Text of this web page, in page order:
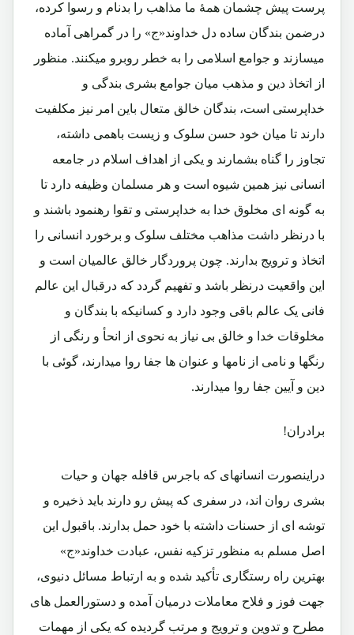
پرست پیش چشمان همۀ ما مذاهب را بدنام و رسوا کرده،
درضمن بندگان ساده دل خداوند«ج» را در گمراهی آماده
میسازند و جوامع اسلامی را به خطر روبرو میکنند. منظور
از اتخاذ دین و مذهب میان جوامع بشری بندگی و
خداپرستی است، بندگان خالق متعال باین امر نیز مکلفیت
دارند تا میان خود حسن سلوک و زیست باهمی داشته،
تجاوز را گناه بشمارند و یکی از اهداف اسلام در جامعه
انسانی نیز همین شیوه است و هر مسلمان وظیفه دارد تا
به گونه ای مخلوق خدا به خداپرستی و تقوا رهنمود باشند و
با درنظر داشت مذاهب مختلف سلوک و برخورد انسانی را
اتخاذ و ترویج بدارند. چون پروردگار خالق عالمیان است و
این واقعیت درنظر باشد و تفهیم گردد که درقبال این عالم
فانی یک عالم باقی وجود دارد و کسانیکه با بندگان و
مخلوقات خدا و خالق بی نیاز به نحوی از انحأ و رنگی از
رنگها و نامی از نامها و عنوان ها جفا روا میدارند، گوئی با
دین و آیین جفا روا میدارند.
برادران!
دراینصورت انسانهای که باجرس قافله جهان و حیات
بشری روان اند، در سفری که پیش رو دارند باید ذخیره و
توشه ای از حسنات داشته با خود حمل بدارند. باقبول این
اصل مسلم به منظور تزکیه نفس، عبادت خداوند«ج»
بهترین راه رستگاری تأکید شده و به ارتباط مسائل دنیوی،
جهت فوز و فلاح معاملات درمیان آمده و دستورالعمل های
مطرح و تدوین و ترویج و مرتب گردیده که یکی از مهمات